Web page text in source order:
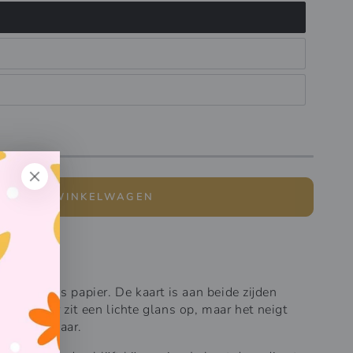
IN WINKELWAGEN
grams papier. De kaart is aan beide zijden
Er zit een lichte glans op, maar het neigt